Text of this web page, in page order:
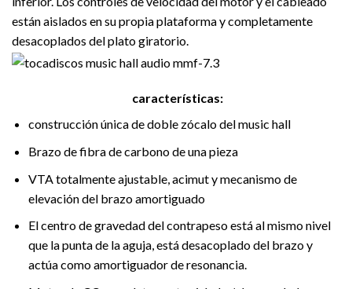
están aislados en su propia plataforma y completamente
desacoplados del plato giratorio.
características:
construcción única de doble zócalo del music hall
Brazo de fibra de carbono de una pieza
VTA totalmente ajustable, acimut y mecanismo de
elevación del brazo amortiguado
El centro de gravedad del contrapeso está al mismo nivel
que la punta de la aguja, está desacoplado del brazo y
actúa como amortiguador de resonancia.